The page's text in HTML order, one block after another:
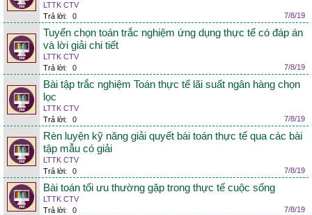
LTTK CTV
Trả lời:
0 7/8/19
Tuyển chọn toán trắc nghiệm ứng dụng thực tế có đáp án
và lời giải chi tiết
LTTK CTV
Trả lời:
0 7/8/19
Bài tập trắc nghiệm Toán thực tế lãi suất ngân hàng chọn
lọc
LTTK CTV
Trả lời:
0 7/8/19
Rèn luyện kỹ năng giải quyết bài toán thực tế qua các bài
tập mẫu có giải
LTTK CTV
Trả lời:
0 7/8/19
Bài toán tối ưu thường gặp trong thực tế cuộc sống
LTTK CTV
Trả lời:
0 7/8/19